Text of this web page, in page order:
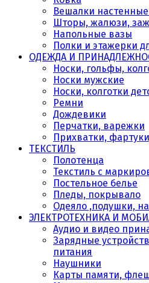
Вешалки
Шторы, жалюзи,
Напольные вазы
Полки и этажерки
ОДЕЖДА И
Носки, гольфы,
Носки мужские
Носки, колготки
Ремни
Дождевики
Перчатки, варежки
Прихватки,
ТЕКСТИЛЬ
Полотенца
Текстиль с
Постельное белье
Пледы, покрывало
Одеяло ,подушки,
ЭЛЕКТРОТЕХНИКА И
Аудио и видео
Зарядные
питания
Наушники
Карты памяти,